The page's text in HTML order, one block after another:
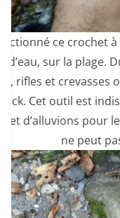
ce crochet
d’eau, sur la plage.
rifles et crevasses
Cet outil est
et d’alluvions pour
ne peut